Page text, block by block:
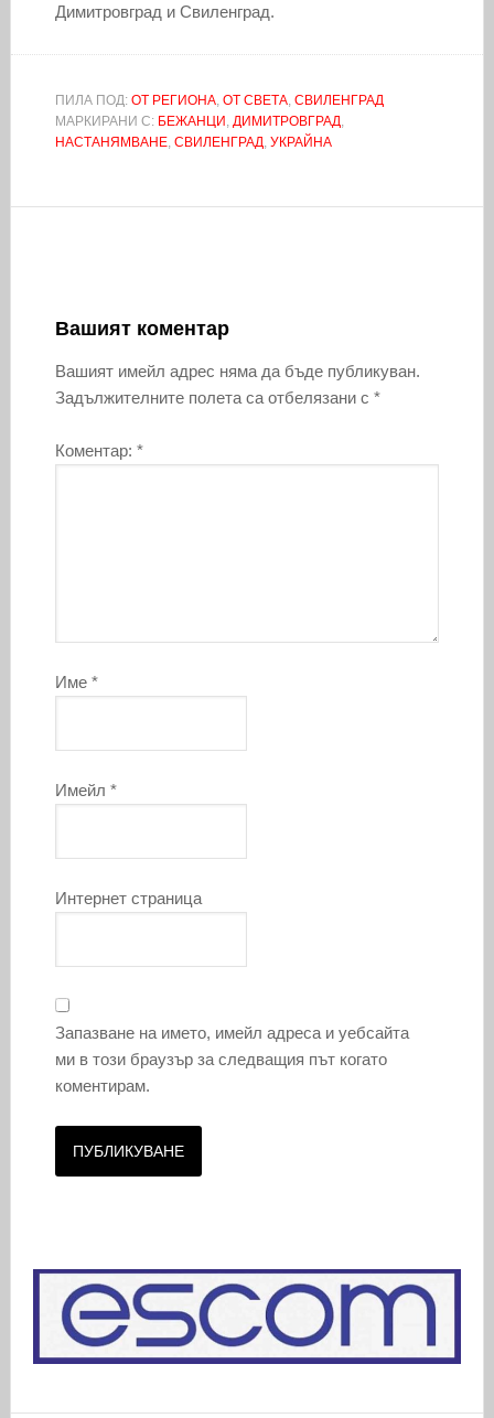
Димитровград и Свиленград.
ПИЛА ПОД: ОТ РЕГИОНА, ОТ СВЕТА, СВИЛЕНГРАД
МАРКИРАНИ С: БЕЖАНЦИ , ДИМИТРОВГРАД,
НАСТАНЯМВАНЕ, СВИЛЕНГРАД, УКРАЙНА
Вашият коментар
Вашият имейл адрес няма да бъде публикуван.
Задължителните полета са отбелязани с *
Коментар: *
Име *
Имейл *
Интернет страница
Запазване на името, имейл адреса и уебсайта
ми в този браузър за следващия път когато
коментирам.